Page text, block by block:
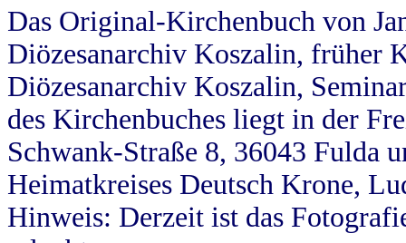
Das Original-Kirchenbuch von
Diözesanarchiv Koszalin, früher
Diözesanarchiv Koszalin,
des Kirchenbuches liegt in der
Schwank-Straße 8, 36043 Fulda
Heimatkreises Deutsch Krone,
Hinweis: Derzeit ist das